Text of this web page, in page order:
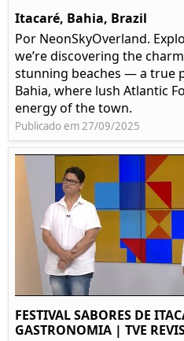
Itacaré, Bahia, Brazil
Por NeonSkyOverland.
we’re discovering the
stunning beaches — a true
Bahia, where lush Atlantic
energy of the town.
Publicado em 27/09/2025
FESTIVAL SABORES DE
GASTRONOMIA | TVE